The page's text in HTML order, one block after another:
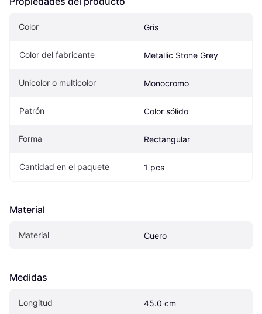
Color Gris
Color del fabricante Metallic Stone Grey
Unicolor o multicolor Monocromo
Patrón Color sólido
Forma Rectangular
Cantidad en el paquete 1 pcs
Material
Material Cuero
Medidas
Longitud 45.0 cm